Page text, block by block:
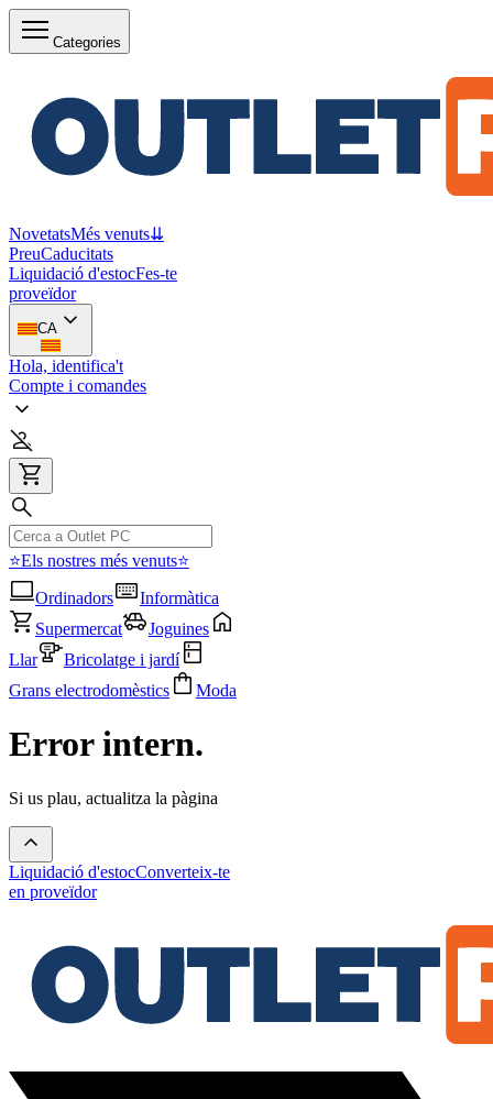
Categories
NovetatsMés venuts⇊
PreuCaducitats
Liquidació d'estocFes-te
proveïdor
CA
Hola, identifica't
Compte i comandes
⭐Els nostres més venuts⭐
Ordinadors
Informàtica
Supermercat
Joguines
Llar
Bricolatge i jardí
Grans electrodomèstics
Moda
Error intern.
Si us plau, actualitza la pàgina
Liquidació d'estocConverteix-te
en proveïdor